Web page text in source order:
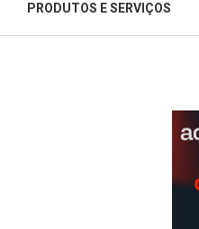
PRODUTOS E SERVIÇOS